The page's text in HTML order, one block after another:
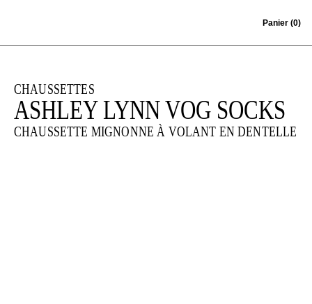
Panier (0)
CHAUSSETTES
ASHLEY LYNN VOG SOCKS
CHAUSSETTE MIGNONNE À VOLANT EN DENTELLE